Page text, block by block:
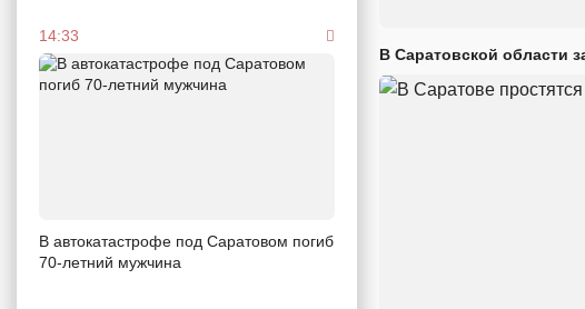
14:33
В автокатастрофе под Саратовом погиб
70-летний мужчина
В Саратовской области